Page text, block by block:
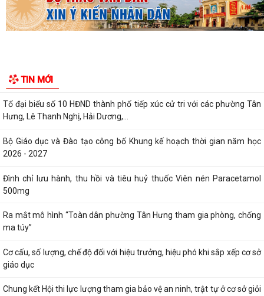
TIN MỚI
tại khu dân cư Liễu Tràng,...
Quyết định về việc cho phép chuyển mục đích sử dụng đất hộ gia đình
chính đăng ký Hộ Kinh doanh,...
Tổ đại biểu số 10 HĐND thành phố tiếp xúc cử tri với các phường Tân
Hưng, Lê Thanh Nghị, Hải Dương,...
Bộ Giáo dục và Đào tạo công bố Khung kế hoạch thời gian năm học
2026 - 2027
Đình chỉ lưu hành, thu hồi và tiêu huỷ thuốc Viên nén Paracetamol
500mg
Ra mắt mô hình “Toàn dân phường Tân Hưng tham gia phòng, chống
ma túy”
Cơ cấu, số lượng, chế độ đối với hiệu trưởng, hiệu phó khi sắp xếp cơ sở
giáo dục
Chung kết Hội thi lực lượng tham gia bảo vệ an ninh, trật tự ở cơ sở giỏi